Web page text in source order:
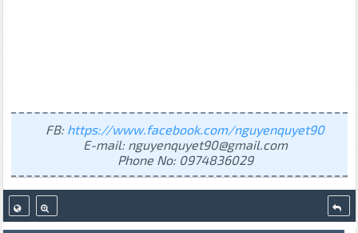
FB: https://www.facebook.com/nguyenquyet90
E-mail: nguyenquyet90@gmail.com
Phone No: 0974836029